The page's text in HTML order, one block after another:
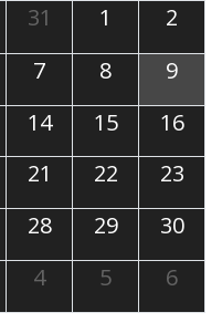
31 1
2
7 8
9
14 15
16
21 22
23
28 29
30
4 5 6